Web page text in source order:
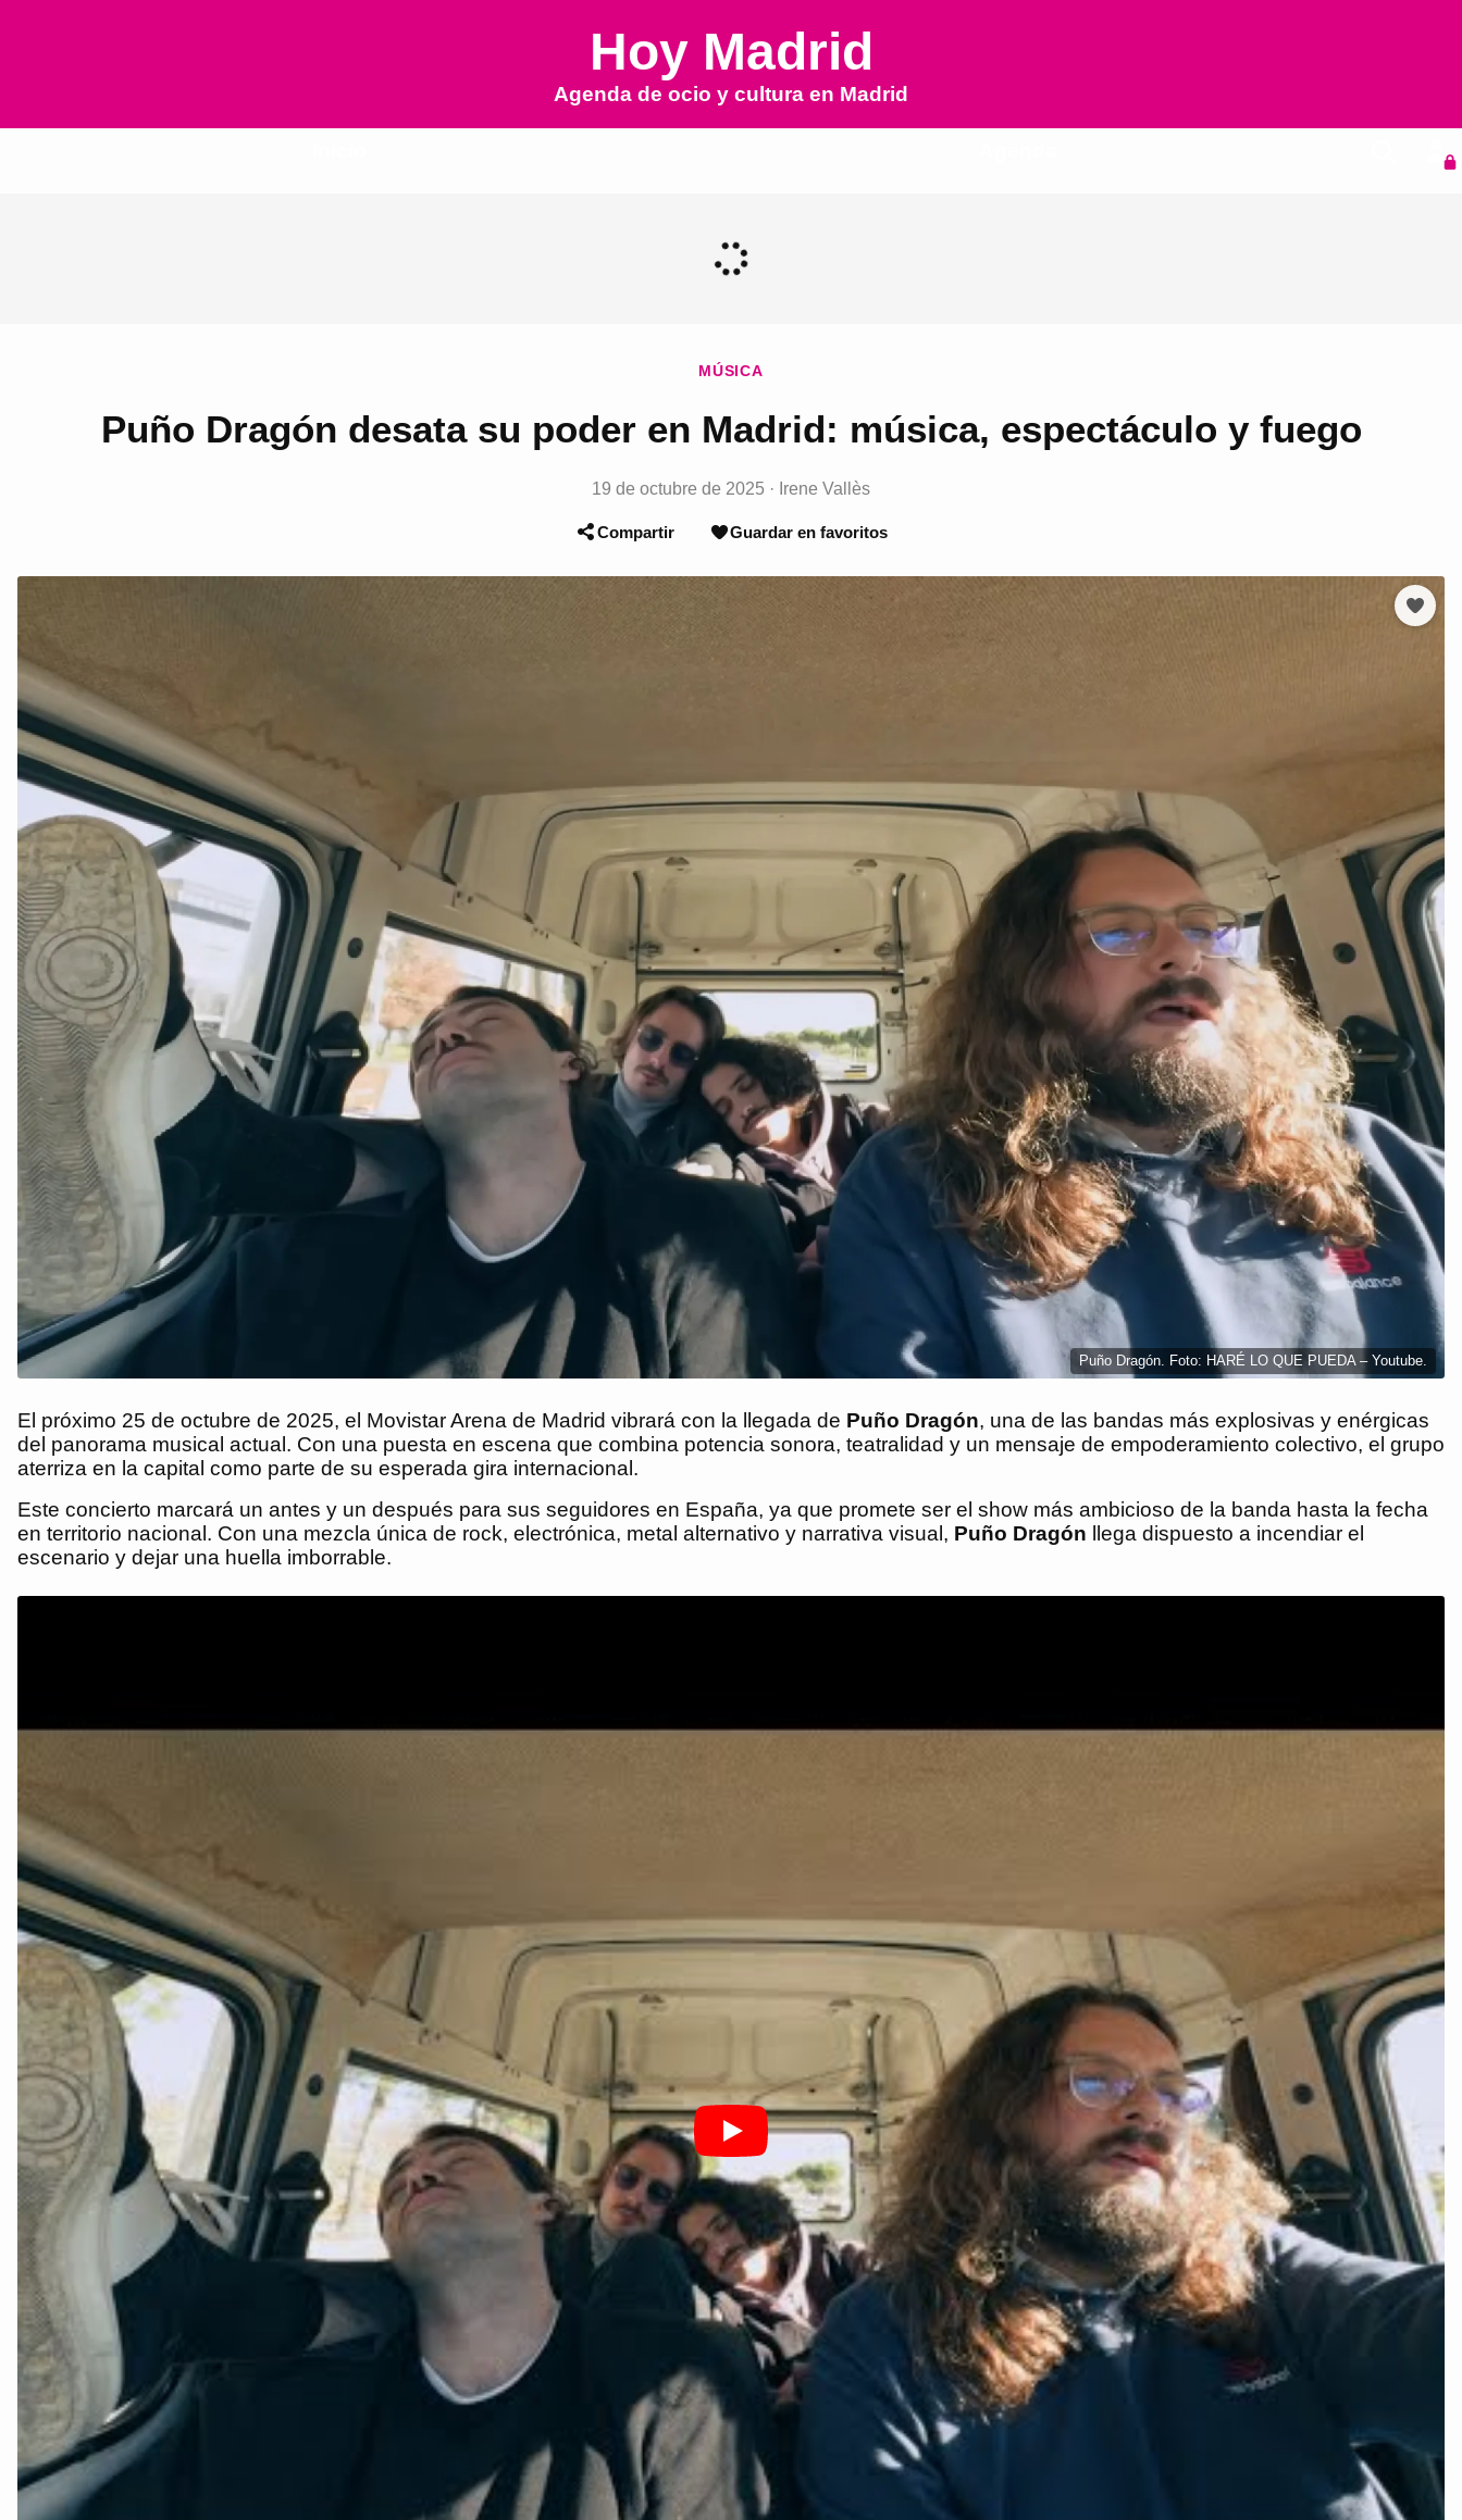
Hoy Madrid
Agenda de ocio y cultura en Madrid
MÚSICA
Puño Dragón desata su poder en Madrid: música, espectáculo y fuego
19 de octubre de 2025 · Irene Vallès
Compartir Guardar en favoritos
Puño Dragón. Foto: HARÉ LO QUE PUEDA – Youtube.
El próximo 25 de octubre de 2025, el Movistar Arena de Madrid vibrará con la llegada de Puño Dragón, una de las bandas más explosivas y enérgicas
del panorama musical actual. Con una puesta en escena que combina potencia sonora, teatralidad y un mensaje de empoderamiento colectivo, el grupo
aterriza en la capital como parte de su esperada gira internacional.
Este concierto marcará un antes y un después para sus seguidores en España, ya que promete ser el show más ambicioso de la banda hasta la fecha
en territorio nacional. Con una mezcla única de rock, electrónica, metal alternativo y narrativa visual, Puño Dragón llega dispuesto a incendiar el
escenario y dejar una huella imborrable.